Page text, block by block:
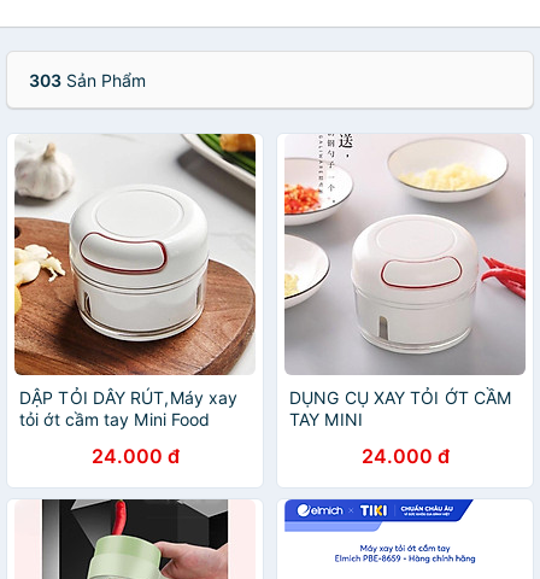
303 Sản Phẩm
DẬP TỎI DÂY RÚT,Máy xay
tỏi ớt cầm tay Mini Food
24.000 đ
DỤNG CỤ XAY TỎI ỚT CẦM
TAY MINI
24.000 đ